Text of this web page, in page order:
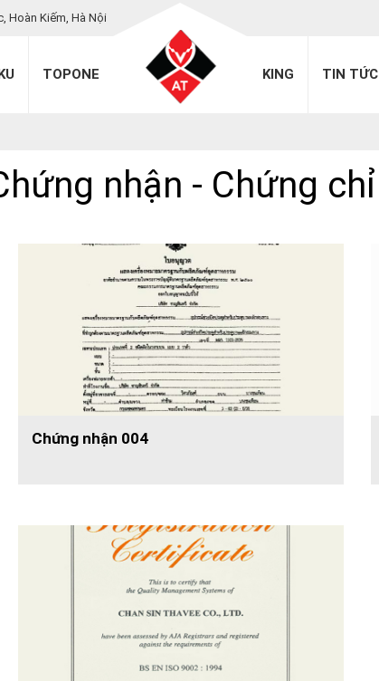
Hoàn Kiếm, Hà Nội
TOPONE KING TIN TỨC
nhận - Chứng chỉ
Chứng nhận 004